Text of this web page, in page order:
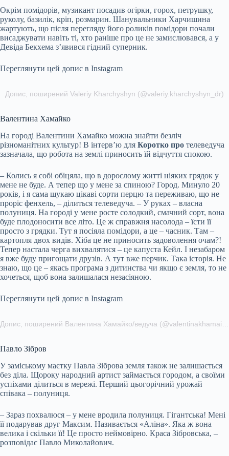
Окрім помідорів, музикант посадив огірки, горох, петрушку,
руколу, базилік, кріп, розмарин. Шанувальники Харчишина
жартують, що після перегляду його роликів помідори почали
висаджувати навіть ті, хто раніше про це не замислювався, а у
Девіда Бекхема з’явився гідний суперник.
Переглянути цей допис в Instagram
Допис, поширений Valeriy Kharchyshyn (@valeriy.kharchyshyn_dr)
Валентина Хамайко
На городі Валентини Хамайко можна знайти безліч
різноманітних культур! В інтерв’ю для Коротко про телеведуча
зазначала, що робота на землі приносить їй відчуття спокою.
– Колись я собі обіцяла, що в дорослому житті ніяких грядок у
мене не буде. А тепер що у мене за спиною? Город. Минуло 20
років, і я сама шукаю цікаві сорти перцю та переживаю, що не
проріс фенхель, – ділиться телеведуча. – У руках – власна
полуниця. На городі у мене росте солодкий, смачний сорт, вона
буде плодоносити все літо. Це ж справжня насолода – їсти її
просто з грядки. Тут я посіяла помідори, а це – часник. Там –
картопля двох видів. Хіба це не приносить задоволення очам?!
Тепер настала черга вихвалятися – це капуста Кейл. І незабаром
я вже буду пригощати друзів. А тут вже перчик. Така історія. Не
знаю, що це – якась програма з дитинства чи якщо є земля, то не
хочеться, щоб вона залишалася незасіяною.
Переглянути цей допис в Instagram
Павло Зібров
У заміському маєтку Павла Зіброва земля також не залишається
без діла. Щороку народний артист займається городом, а своїми
успіхами ділиться в мережі. Перший цьогорічний урожай
співака – полуниця.
– Зараз похвалюся – у мене вродила полуниця. Гігантська! Мені
її подарував друг Максим. Називається «Аліна». Яка ж вона
велика і скільки її! Це просто неймовірно. Краса Зібровська, –
розповідає Павло Миколайович.